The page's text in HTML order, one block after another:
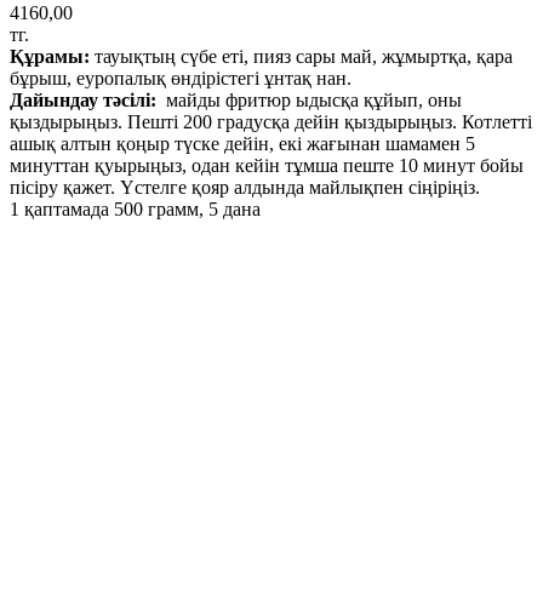
4160,00
тг.
Құрамы: тауықтың сүбе еті, пияз сары май, жұмыртқа, қара
бұрыш, еуропалық өндірістегі ұнтақ нан.
Дайындау тәсілі: майды фритюр ыдысқа құйып, оны
қыздырыңыз. Пешті 200 градусқа дейін қыздырыңыз. Котлетті
ашық алтын қоңыр түске дейін, екі жағынан шамамен 5
минуттан қуырыңыз, одан кейін тұмша пеште 10 минут бойы
пісіру қажет. Үстелге қояр алдында майлықпен сіңіріңіз.
1 қаптамада 500 грамм, 5 дана